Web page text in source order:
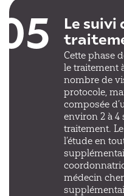
Le suivi
Cette phase
le traitement
nombre de
protocole,
composée
environ 2 à 4
traitement.
l’étude en
médecin